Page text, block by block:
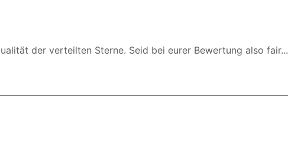
der verteilten Sterne. Seid bei eurer Bewertung also fair...